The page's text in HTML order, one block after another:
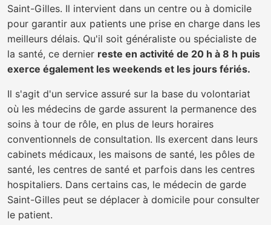
Saint-Gilles. Il intervient dans un centre ou à domicile
pour garantir aux patients une prise en charge dans les
meilleurs délais. Qu'il soit généraliste ou spécialiste de
la santé, ce dernier reste en activité de 20 h à 8 h puis
exerce également les weekends et les jours fériés.
Il s'agit d'un service assuré sur la base du volontariat
où les médecins de garde assurent la permanence des
soins à tour de rôle, en plus de leurs horaires
conventionnels de consultation. Ils exercent dans leurs
cabinets médicaux, les maisons de santé, les pôles de
santé, les centres de santé et parfois dans les centres
hospitaliers. Dans certains cas, le médecin de garde
Saint-Gilles peut se déplacer à domicile pour consulter
le patient.